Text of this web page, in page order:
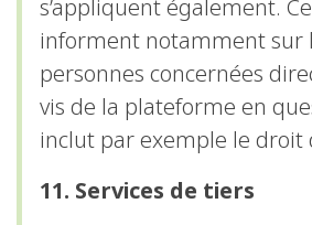
s’appliquent également.
informent notamment sur
personnes concernées
vis de la plateforme en
inclut par exemple le droit
11. Services de tiers